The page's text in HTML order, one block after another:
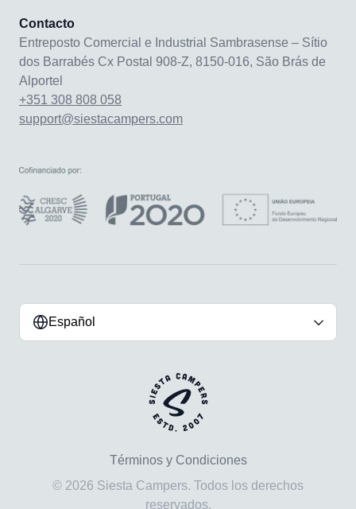
Contacto
Entreposto Comercial e Industrial Sambrasense – Sítio
dos Barrabés Cx Postal 908-Z, 8150-016, São Brás de
Alportel
+351 308 808 058
support@siestacampers.com
Español
Términos y Condiciones
© 2026 Siesta Campers. Todos los derechos
reservados.